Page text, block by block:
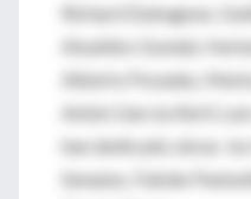
Richard Dubugnon,
Atsuhiko Gondai,
Alberto Posadas,
Antón García Abril,
han dedicado obras
Senanes, Fabián